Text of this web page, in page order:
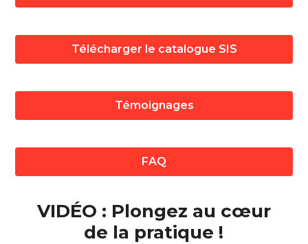
Télécharger le catalogue SIS
Témoignages
FAQ
VIDÉO : Plongez au cœur
de la pratique !